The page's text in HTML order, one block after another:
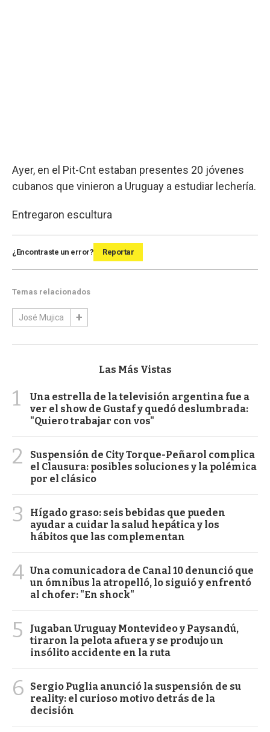
Ayer, en el Pit-Cnt estaban presentes 20 jóvenes
cubanos que vinieron a Uruguay a estudiar lechería.
Entregaron escultura
¿Encontraste un error? Reportar
Temas relacionados
José Mujica
Las Más Vistas
1
Una estrella de la televisión argentina fue a
ver el show de Gustaf y quedó deslumbrada:
"Quiero trabajar con vos"
2
Suspensión de City Torque-Peñarol complica
el Clausura: posibles soluciones y la polémica
por el clásico
3
Hígado graso: seis bebidas que pueden
ayudar a cuidar la salud hepática y los
hábitos que las complementan
4 Una comunicadora de Canal 10 denunció que
un ómnibus la atropelló, lo siguió y enfrentó
al chofer: "En shock"
5
Jugaban Uruguay Montevideo y Paysandú,
tiraron la pelota afuera y se produjo un
insólito accidente en la ruta
6
Sergio Puglia anunció la suspensión de su
reality: el curioso motivo detrás de la
decisión